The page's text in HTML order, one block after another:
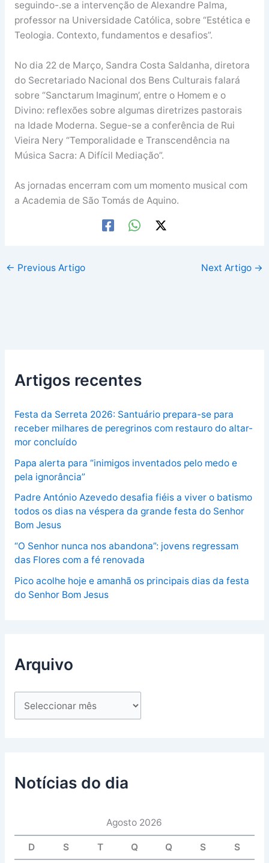
seguindo-.se a intervenção de Alexandre Palma,
professor na Universidade Católica, sobre “Estética e
Teologia. Contexto, fundamentos e desafios”.
No dia 22 de Março, Sandra Costa Saldanha, diretora
do Secretariado Nacional dos Bens Culturais falará
sobre “Sanctarum Imaginum’, entre o Homem e o
Divino: reflexões sobre algumas diretrizes pastorais
na Idade Moderna. Segue-se a conferência de Rui
Vieira Nery “Temporalidade e Transcendência na
Música Sacra: A Difícil Mediação”.
As jornadas encerram com um momento musical com
a Academia de São Tomás de Aquino.
← Previous Artigo Next Artigo →
Artigos recentes
Festa da Serreta 2026: Santuário prepara-se para
receber milhares de peregrinos com restauro do altar-
mor concluído
Papa alerta para “inimigos inventados pelo medo e
pela ignorância”
Padre António Azevedo desafia fiéis a viver o batismo
todos os dias na véspera da grande festa do Senhor
Bom Jesus
“O Senhor nunca nos abandona”: jovens regressam
das Flores com a fé renovada
Pico acolhe hoje e amanhã os principais dias da festa
do Senhor Bom Jesus
Arquivo
Notícias do dia
Agosto 2026
D S T Q Q S S